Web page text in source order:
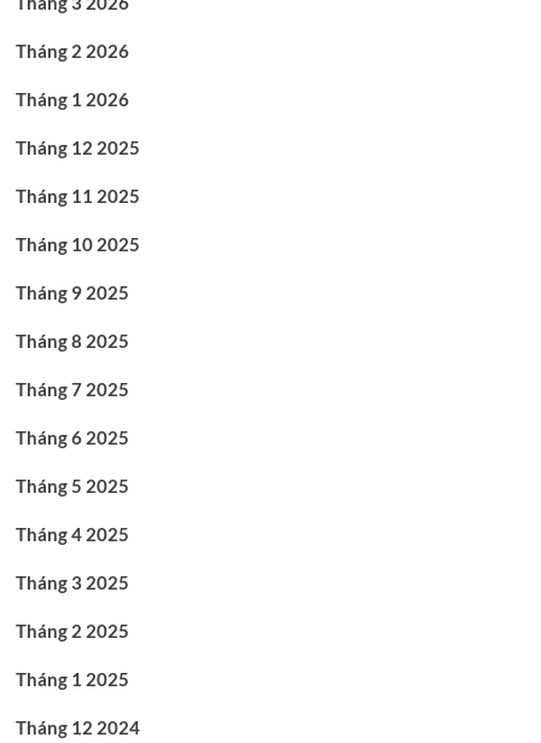
Tháng 2 2026
Tháng 1 2026
Tháng 12 2025
Tháng 11 2025
Tháng 10 2025
Tháng 9 2025
Tháng 8 2025
Tháng 7 2025
Tháng 6 2025
Tháng 5 2025
Tháng 4 2025
Tháng 3 2025
Tháng 2 2025
Tháng 1 2025
Tháng 12 2024